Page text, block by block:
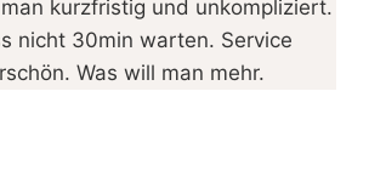
kurzfristig und unkompliziert.
nicht 30min warten. Service
Was will man mehr.